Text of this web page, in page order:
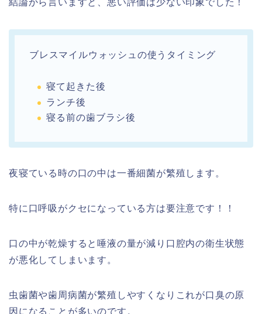
結論から言いますと、悪い評価は少ない印象でした！
ブレスマイルウォッシュの使うタイミング
寝て起きた後
ランチ後
寝る前の歯ブラシ後
夜寝ている時の口の中は一番細菌が繁殖します。
特に口呼吸がクセになっている方は要注意です！！
口の中が乾燥すると唾液の量が減り口腔内の衛生状態
が悪化してしまいます。
虫歯菌や歯周病菌が繁殖しやすくなりこれが口臭の原
因になることが多いのです。